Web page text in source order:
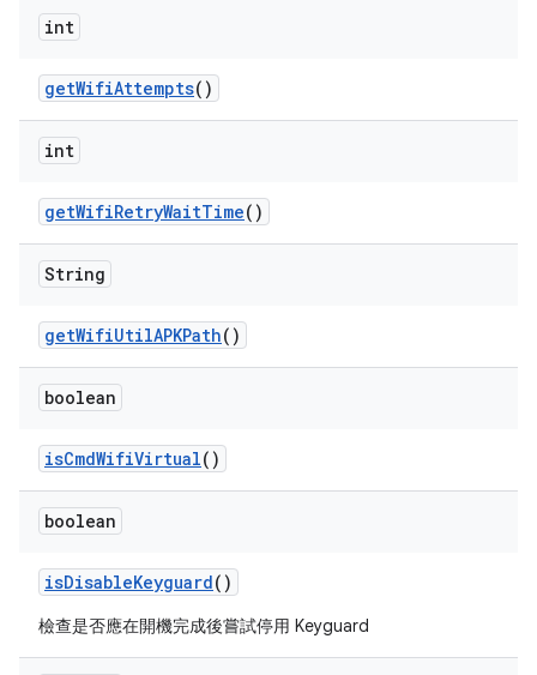
int
getWifiAttempts()
int
getWifiRetryWaitTime()
String
getWifiUtilAPKPath()
boolean
isCmdWifiVirtual()
boolean
isDisableKeyguard()
檢查是否應在開機完成後嘗試停用 Keyguard